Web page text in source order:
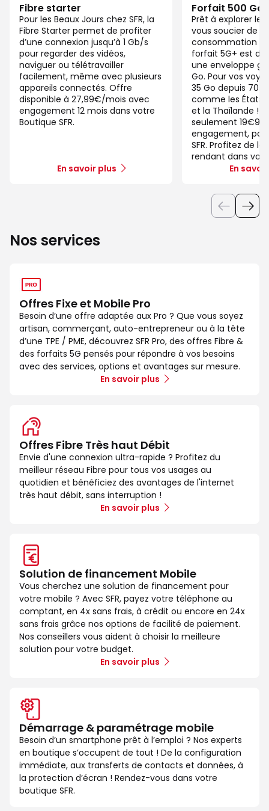
Fibre starter
Pour les Beaux Jours chez SFR, la
Fibre Starter permet de profiter
d’une connexion jusqu’à 1 Gb/s
pour regarder des vidéos,
naviguer ou télétravailler
facilement, même avec plusieurs
appareils connectés. Offre
disponible à 27,99€/mois avec
engagement 12 mois dans votre
Boutique SFR.
En savoir plus
Forfait 500 Go
Prêt à explorer le
vous soucier de
consommation
forfait 5G+ est
une enveloppe
Go. Pour vos
35 Go depuis 70
comme les États-
et la Thaïlande !
seulement
engagement,
SFR. Profitez de
rendant dans
En
Nos services
Offres Fixe et Mobile Pro
Besoin d’une offre adaptée aux Pro ? Que vous soyez
artisan, commerçant, auto-entrepreneur ou à la tête
d’une TPE / PME, découvrez SFR Pro, des offres Fibre &
des forfaits 5G pensés pour répondre à vos besoins
avec des services, options et avantages sur mesure.
En savoir plus
Offres Fibre Très haut Débit
Envie d'une connexion ultra-rapide ? Profitez du
meilleur réseau Fibre pour tous vos usages au
quotidien et bénéficiez des avantages de l'internet
très haut débit, sans interruption !
En savoir plus
Solution de financement Mobile
Vous cherchez une solution de financement pour
votre mobile ? Avec SFR, payez votre téléphone au
comptant, en 4x sans frais, à crédit ou encore en 24x
sans frais grâce nos options de facilité de paiement.
Nos conseillers vous aident à choisir la meilleure
solution pour votre budget.
En savoir plus
Démarrage & paramétrage mobile
Besoin d’un smartphone prêt à l’emploi ? Nos experts
en boutique s’occupent de tout ! De la configuration
immédiate, aux transferts de contacts et données, à
la protection d’écran ! Rendez-vous dans votre
boutique SFR.